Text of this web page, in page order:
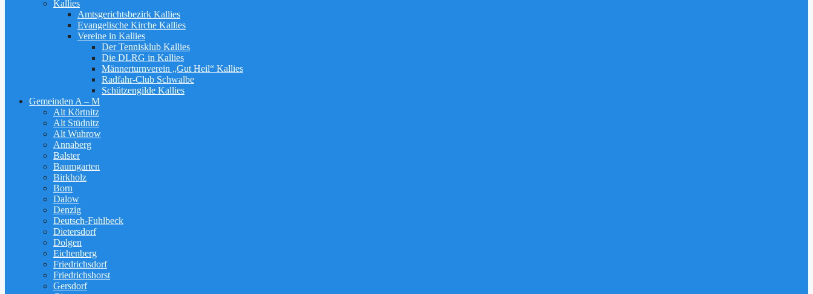
Kallies
Amtsgerichtsbezirk Kallies
Evangelische Kirche Kallies
Vereine in Kallies
Der Tennisklub Kallies
Die DLRG in Kallies
Männerturnverein „Gut Heil“ Kallies
Radfahr-Club Schwalbe
Schützengilde Kallies
Gemeinden A – M
Alt Körtnitz
Alt Stüdnitz
Alt Wuhrow
Annaberg
Balster
Baumgarten
Birkholz
Born
Dalow
Denzig
Deutsch-Fuhlbeck
Dietersdorf
Dolgen
Eichenberg
Friedrichsdorf
Friedrichshorst
Gersdorf